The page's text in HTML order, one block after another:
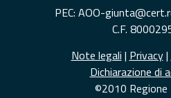
PEC: AOO-
C.F.
Note legali | Privacy|
Dichiarazione di
©2010 Regione